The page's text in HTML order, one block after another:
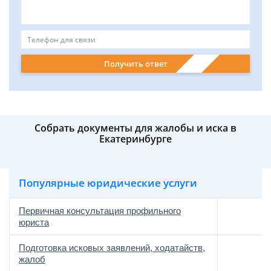
Получить ответ
Собрать документы для жалобы и иска в
Екатеринбурге
Популярные юридические услуги
Первичная консультация профильного
юриста
Подготовка исковых заявлений, ходатайств,
жалоб